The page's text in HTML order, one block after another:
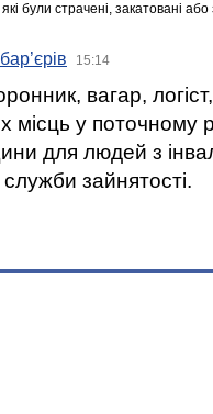
були страчені, закатовані
15:14
вагар,
місць у поточному
для людей з
зайнятості.